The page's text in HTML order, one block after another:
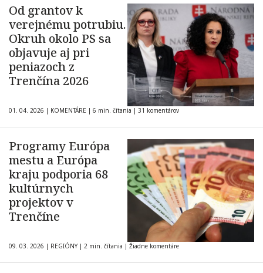
Od grantov k
verejnému potrubiu.
Okruh okolo PS sa
objavuje aj pri
peniazoch z
Trenčína 2026
01. 04. 2026 | KOMENTÁRE | 6 min. čítania | 31 komentárov
Programy Európa
mestu a Európa
kraju podporia 68
kultúrnych
projektov v
Trenčíne
09. 03. 2026 | REGIÓNY | 2 min. čítania | Žiadne komentáre